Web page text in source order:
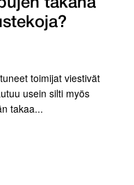
takana
toimijat viestivät
usein silti myös
takaa...